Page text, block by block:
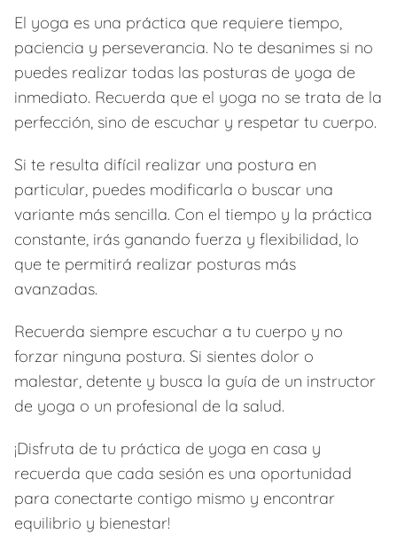
El yoga es una práctica que requiere tiempo,
paciencia y perseverancia. No te desanimes si no
puedes realizar todas las posturas de yoga de
inmediato. Recuerda que el yoga no se trata de la
perfección, sino de escuchar y respetar tu cuerpo.
Si te resulta difícil realizar una postura en
particular, puedes modificarla o buscar una
variante más sencilla. Con el tiempo y la práctica
constante, irás ganando fuerza y flexibilidad, lo
que te permitirá realizar posturas más
avanzadas.
Recuerda siempre escuchar a tu cuerpo y no
forzar ninguna postura. Si sientes dolor o
malestar, detente y busca la guía de un instructor
de yoga o un profesional de la salud.
¡Disfruta de tu práctica de yoga en casa y
recuerda que cada sesión es una oportunidad
para conectarte contigo mismo y encontrar
equilibrio y bienestar!